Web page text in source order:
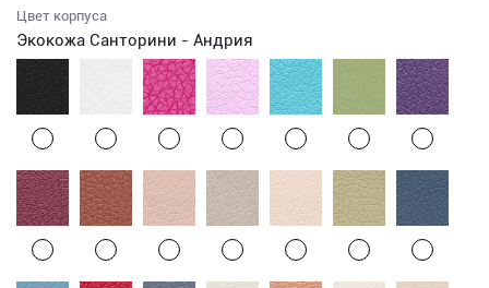
Цвет корпуса
Экокожа Санторини - Андрия